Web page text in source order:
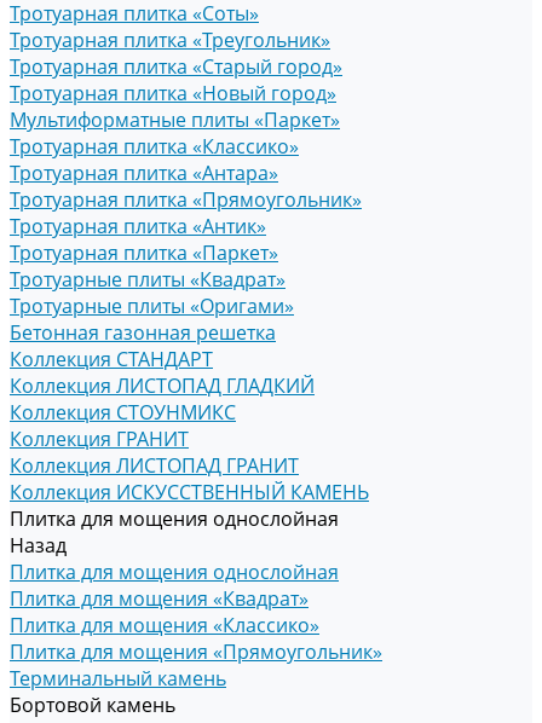
Тротуарная плитка «Соты»
Тротуарная плитка «Треугольник»
Тротуарная плитка «Старый город»
Тротуарная плитка «Новый город»
Мультиформатные плиты «Паркет»
Тротуарная плитка «Классико»
Тротуарная плитка «Антара»
Тротуарная плитка «Прямоугольник»
Тротуарная плитка «Антик»
Тротуарная плитка «Паркет»
Тротуарные плиты «Квадрат»
Тротуарные плиты «Оригами»
Бетонная газонная решетка
Коллекция СТАНДАРТ
Коллекция ЛИСТОПАД ГЛАДКИЙ
Коллекция СТОУНМИКС
Коллекция ГРАНИТ
Коллекция ЛИСТОПАД ГРАНИТ
Коллекция ИСКУССТВЕННЫЙ КАМЕНЬ
Плитка для мощения однослойная
Назад
Плитка для мощения однослойная
Плитка для мощения «Квадрат»
Плитка для мощения «Классико»
Плитка для мощения «Прямоугольник»
Терминальный камень
Бортовой камень